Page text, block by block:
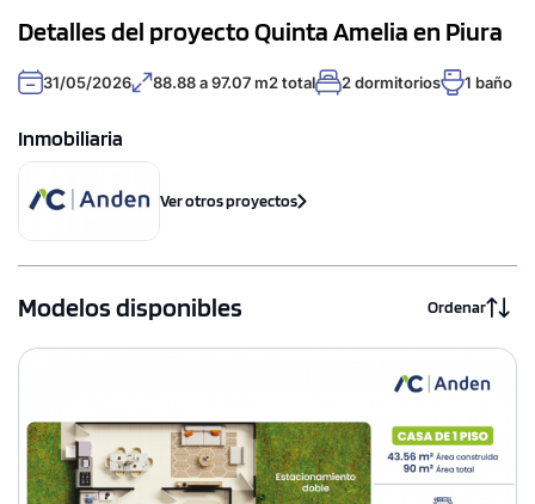
Detalles del proyecto Quinta Amelia en Piura
31/05/2026 88.88 a 97.07 m2 total 2 dormitorios 1 baño
Inmobiliaria
Ver otros proyectos
Modelos disponibles Ordenar